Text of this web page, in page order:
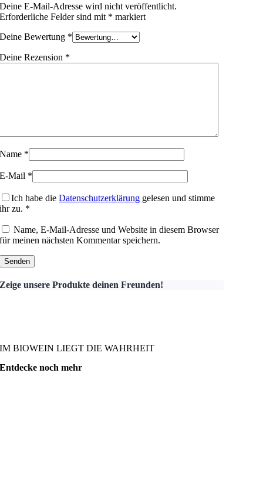
Deine E-Mail-Adresse wird nicht veröffentlicht.
Erforderliche Felder sind mit * markiert
Deine Bewertung *
Deine Rezension *
Name *
E-Mail *
Ich habe dieDatenschutzerklärung gelesen und stimme
ihr zu. *
Name, E-Mail-Adresse und Website in diesem Browser
für meinen nächsten Kommentar speichern.
Zeige unsere Produkte deinen Freunden!
IM BIOWEIN LIEGT DIE WAHRHEIT
Entdecke noch mehr